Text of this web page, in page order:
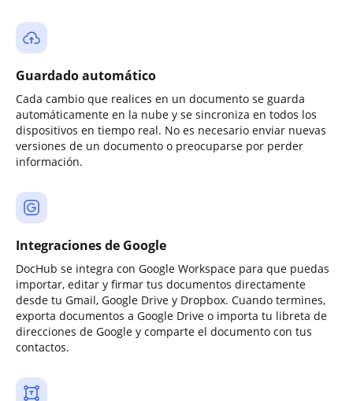
Guardado automático
Cada cambio que realices en un documento se guarda
automáticamente en la nube y se sincroniza en todos los
dispositivos en tiempo real. No es necesario enviar nuevas
versiones de un documento o preocuparse por perder
información.
Integraciones de Google
DocHub se integra con Google Workspace para que puedas
importar, editar y firmar tus documentos directamente
desde tu Gmail, Google Drive y Dropbox. Cuando termines,
exporta documentos a Google Drive o importa tu libreta de
direcciones de Google y comparte el documento con tus
contactos.